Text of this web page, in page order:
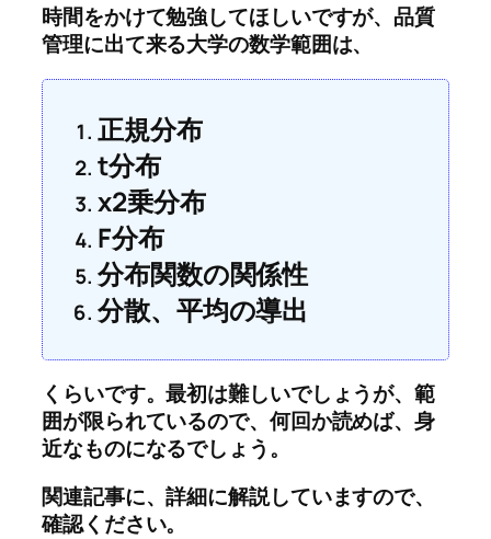
時間をかけて勉強してほしいですが、品質
管理に出て来る大学の数学範囲は、
正規分布
t分布
χ2乗分布
F分布
分布関数の関係性
分散、平均の導出
くらいです。最初は難しいでしょうが、範
囲が限られているので、何回か読めば、身
近なものになるでしょう。
関連記事に、詳細に解説していますので、
確認ください。